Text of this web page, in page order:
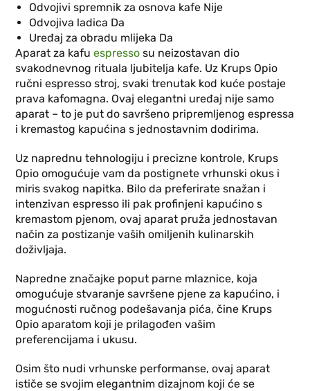
Odvojivi spremnik za osnova kafe Nije
Odvojiva ladica Da
Uređaj za obradu mlijeka Da
Aparat za kafuespresso su neizostavan dio
svakodnevnog rituala ljubitelja kafe. Uz Krups Opio
ručni espresso stroj, svaki trenutak kod kuće postaje
prava kafomagna. Ovaj elegantni uređaj nije samo
aparat – to je put do savršeno pripremljenog espressa
i kremastog kapućina s jednostavnim dodirima.
Uz naprednu tehnologiju i precizne kontrole, Krups
Opio omogućuje vam da postignete vrhunski okus i
miris svakog napitka. Bilo da preferirate snažan i
intenzivan espresso ili pak profinjeni kapućino s
kremastom pjenom, ovaj aparat pruža jednostavan
način za postizanje vaših omiljenih kulinarskih
doživljaja.
Napredne značajke poput parne mlaznice, koja
omogućuje stvaranje savršene pjene za kapućino, i
mogućnosti ručnog podešavanja pića, čine Krups
Opio aparatom koji je prilagođen vašim
preferencijama i ukusu.
Osim što nudi vrhunske performanse, ovaj aparat
ističe se svojim elegantnim dizajnom koji će se